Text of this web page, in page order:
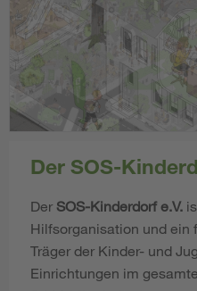
Der SOS-
Der SOS-Kinderdorf e.V.
Hilfsorganisation und ein
Träger der Kinder- und
Einrichtungen im